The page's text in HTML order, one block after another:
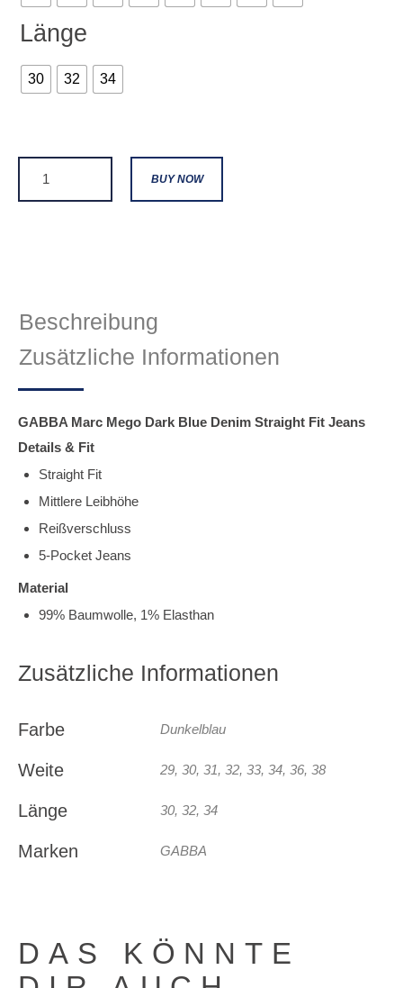
Länge
30 32 34
BUY NOW
Beschreibung
Zusätzliche Informationen
GABBA Marc Mego Dark Blue Denim Straight Fit Jeans
Details & Fit
Straight Fit
Mittlere Leibhöhe
Reißverschluss
5-Pocket Jeans
Material
99% Baumwolle, 1% Elasthan
Zusätzliche Informationen
Farbe Dunkelblau
Weite 29, 30, 31, 32, 33, 34, 36, 38
Länge 30, 32, 34
Marken GABBA
DAS KÖNNTE